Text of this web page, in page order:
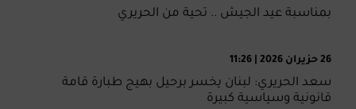
بمناسبة عيد الجيش .. تحية من الحريري
26 حزيران 2026 | 11:26
سعد الحريري: لبنان يخسر برحيل بهيج طبارة قامة
قانونية وسياسية كبيرة